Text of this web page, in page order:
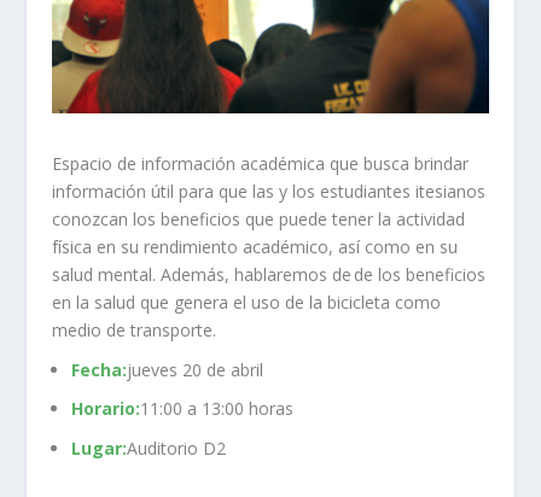
Espacio de información académica que busca brindar
información útil para que las y los estudiantes itesianos
conozcan los beneficios que puede tener la actividad
física en su rendimiento académico, así como en su
salud mental. Además, hablaremos de de los beneficios
en la salud que genera el uso de la bicicleta como
medio de transporte.
Fecha:jueves 20 de abril
Horario:11:00 a 13:00 horas
Lugar:Auditorio D2